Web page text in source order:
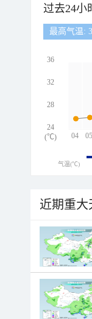
过去24小
最高气温:
04 05
36
32
28
24
(℃)
气温(℃)
近期重大